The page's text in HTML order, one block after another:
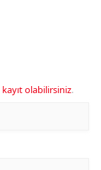
kayıt olabilirsiniz.